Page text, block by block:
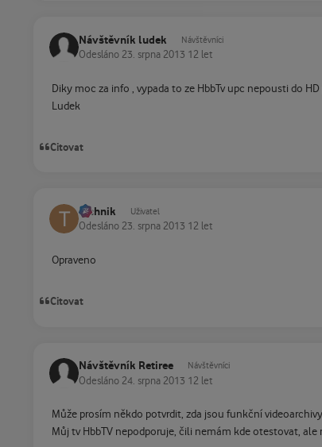
Návštěvník ludek Návštěvníci
Odesláno 23. srpna 2013 12 let
Diky moc za info , vypada to ze HbbTv upc nepousti do
Ludek
Citovat
technik Uživatel
Odesláno 23. srpna 2013 12 let
Opraveno
Citovat
Návštěvník Retiree Návštěvníci
Odesláno 24. srpna 2013 12 let
Může prosím někdo potvrdit, zda jsou funkční videoarchivy
Můj tv HbbTV nepodporuje, čili nemám kde otestovat, ale